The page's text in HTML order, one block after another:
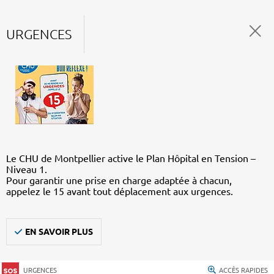
URGENCES
Le CHU de Montpellier active le Plan Hôpital en Tension –
Niveau 1.
Pour garantir une prise en charge adaptée à chacun,
appelez le 15 avant tout déplacement aux urgences.
EN SAVOIR PLUS
URGENCES ACCÈS RAPIDES